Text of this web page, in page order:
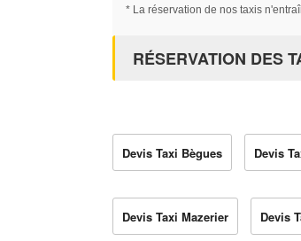
* La réservation de nos taxis
RÉSERVATION DES
Devis Taxi Bègues Devis
Devis Taxi Mazerier Devis